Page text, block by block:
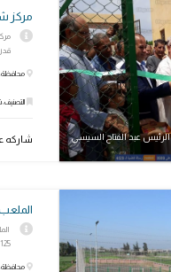
الرئيس عبد الفتاح السيسي
مركز
قدرها ٢.٥
محافظة: القليوبية
التصنيف: شباب ورياضة
شاركه
1125 متر مربع بطول 25×45 متر
محافظة: الدقهلية